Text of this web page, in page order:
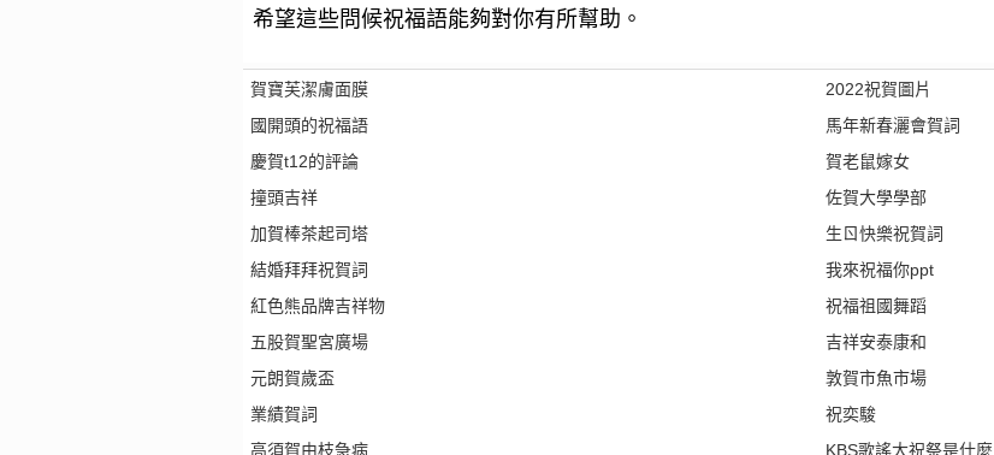
希望這些問候祝福語能夠對你有所幫助。
賀寶芙潔膚面膜
國開頭的祝福語
慶賀t12的評論
撞頭吉祥
加賀棒茶起司塔
結婚拜拜祝賀詞
紅色熊品牌吉祥物
五股賀聖宮廣場
元朗賀歲盃
業績賀詞
高須賀由枝急病
2022祝賀圖片
馬年新春灑會賀詞
賀老鼠嫁女
佐賀大學學部
生ㄖ快樂祝賀詞
我來祝福你ppt
祝福祖國舞蹈
吉祥安泰康和
敦賀市魚市場
祝奕駿
KBS歌謠大祝祭是什麼